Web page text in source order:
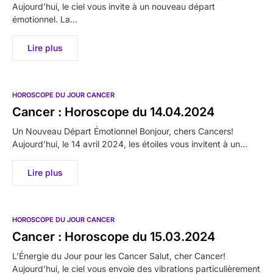
Aujourd’hui, le ciel vous invite à un nouveau départ
émotionnel. La…
Lire plus
HOROSCOPE DU JOUR CANCER
Cancer : Horoscope du 14.04.2024
Un Nouveau Départ Émotionnel Bonjour, chers Cancers!
Aujourd’hui, le 14 avril 2024, les étoiles vous invitent à un…
Lire plus
HOROSCOPE DU JOUR CANCER
Cancer : Horoscope du 15.03.2024
L’Énergie du Jour pour les Cancer Salut, cher Cancer!
Aujourd’hui, le ciel vous envoie des vibrations particulièrement